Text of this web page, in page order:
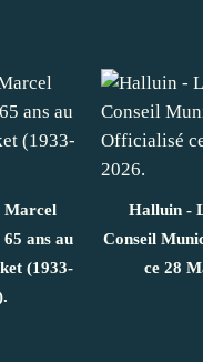
Marcel
65 ans au
(1933-
Halluin -
Conseil
ce 28